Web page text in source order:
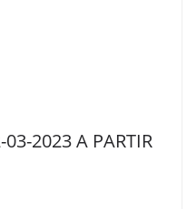
03-2023 A PARTIR